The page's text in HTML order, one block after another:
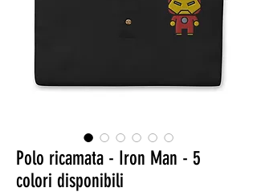
Polo ricamata - Iron Man - 5
colori disponibili